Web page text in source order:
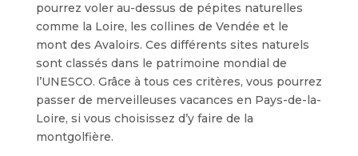
pourrez voler au-dessus de pépites naturelles
comme la Loire, les collines de Vendée et le
mont des Avaloirs. Ces différents sites naturels
sont classés dans le patrimoine mondial de
l’UNESCO. Grâce à tous ces critères, vous pourrez
passer de merveilleuses vacances en Pays-de-la-
Loire, si vous choisissez d’y faire de la
montgolfière.